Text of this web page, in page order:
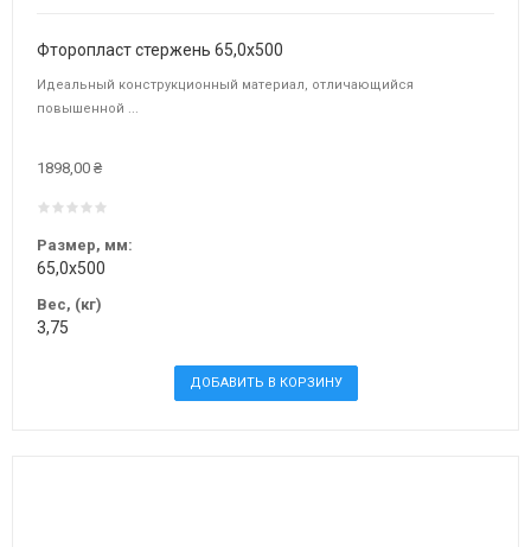
Фторопласт стержень 65,0х500
Идеальный конструкционный материал, отличающийся
повышенной ...
1898,00 ₴
Размер, мм:
65,0х500
Вес, (кг)
3,75